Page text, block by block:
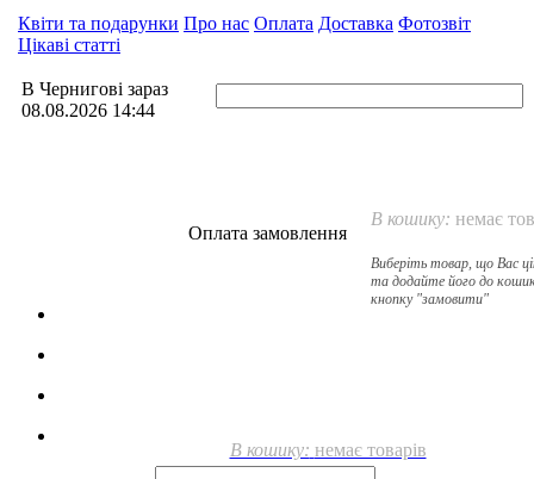
Квіти та подарунки Про нас Оплата Доставка Фотозвіт
Цікаві статті
В Чернигові зараз
08.08.2026 14:44
В кошику: немає
Виберіть товар, що Вас
та додайте його до
кнопку "замовити"
Оплата замовлення
В кошику: немає товарів